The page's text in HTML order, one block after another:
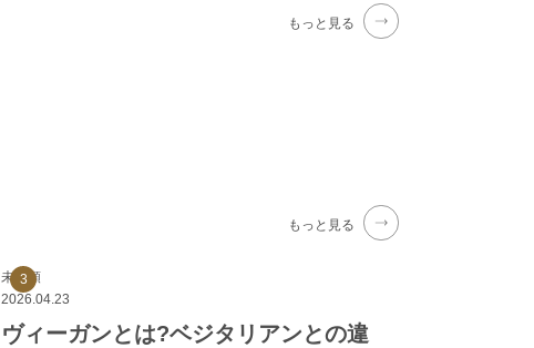
もっと見る
もっと見る
未分類
2026.04.23
ヴィーガンとは?ベジタリアンとの違